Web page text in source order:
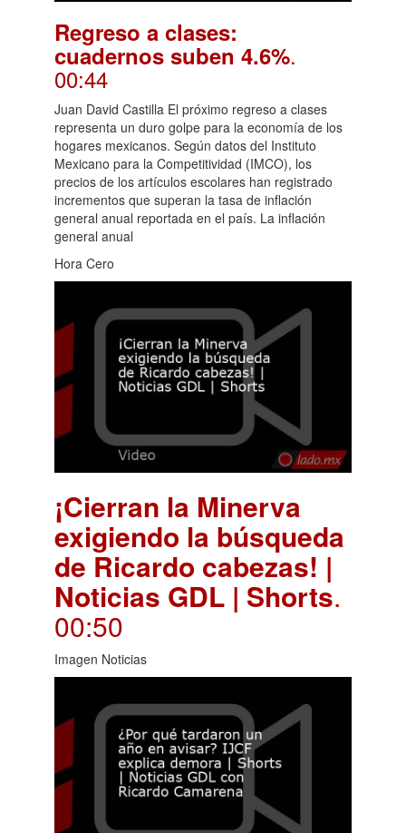
Regreso a clases:
cuadernos suben 4.6%.
00:44
Juan David Castilla El próximo regreso a clases
representa un duro golpe para la economía de los
hogares mexicanos. Según datos del Instituto
Mexicano para la Competitividad (IMCO), los
precios de los artículos escolares han registrado
incrementos que superan la tasa de inflación
general anual reportada en el país. La inflación
general anual
Hora Cero
¡Cierran la Minerva
exigiendo la búsqueda
de Ricardo cabezas! |
Noticias GDL | Shorts.
00:50
Imagen Noticias